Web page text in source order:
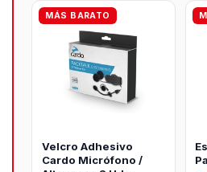
MÁS BARATO
Velcro Adhesivo
Cardo Micrófono /